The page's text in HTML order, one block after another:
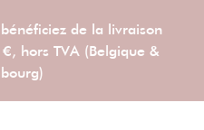
de la livraison
hors TVA (Belgique &